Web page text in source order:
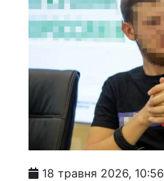
18 травня 2026, 10:56